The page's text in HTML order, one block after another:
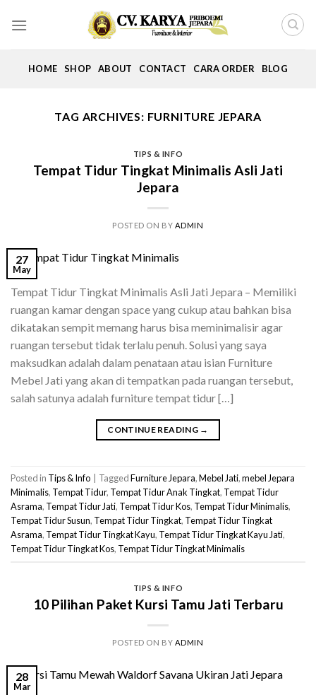
HOME SHOP ABOUT CONTACT CARA ORDER BLOG
TAG ARCHIVES: FURNITURE JEPARA
TIPS & INFO
Tempat Tidur Tingkat Minimalis Asli Jati
Jepara
POSTED ON BY ADMIN
27
May
Tempat Tidur Tingkat Minimalis Asli Jati Jepara – Memiliki
ruangan kamar dengan space yang cukup atau bahkan bisa
dikatakan sempit memang harus bisa meminimalisir agar
ruangan tersebut tidak terlalu penuh. Solusi yang saya
maksudkan adalah dalam penataan atau isian Furniture
Mebel Jati yang akan di tempatkan pada ruangan tersebut,
salah satunya adalah furniture tempat tidur […]
CONTINUE READING →
Posted in Tips & Info TaggedFurniture Jepara,Mebel Jati,mebel Jepara
Minimalis, Tempat Tidur, Tempat Tidur Anak Tingkat, Tempat Tidur
Asrama, Tempat Tidur Jati, Tempat Tidur Kos, Tempat Tidur Minimalis,
Tempat Tidur Susun, Tempat Tidur Tingkat, Tempat Tidur Tingkat
Asrama, Tempat Tidur Tingkat Kayu, Tempat Tidur Tingkat Kayu Jati,
Tempat Tidur Tingkat Kos, Tempat Tidur Tingkat Minimalis
TIPS & INFO
10 Pilihan Paket Kursi Tamu Jati Terbaru
POSTED ON BY ADMIN
28
Mar